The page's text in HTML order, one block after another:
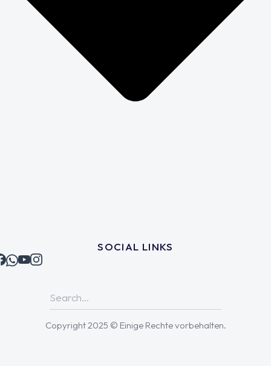
SOCIAL LINKS
Copyright 2025 © Einige Rechte vorbehalten.